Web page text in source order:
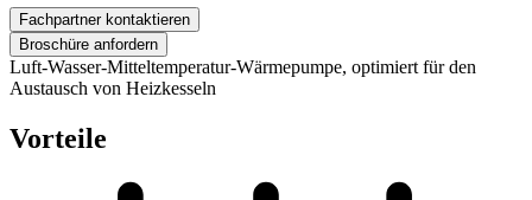
Fachpartner kontaktieren
Broschüre anfordern
Luft-Wasser-Mitteltemperatur-Wärmepumpe, optimiert für den
Austausch von Heizkesseln
Vorteile